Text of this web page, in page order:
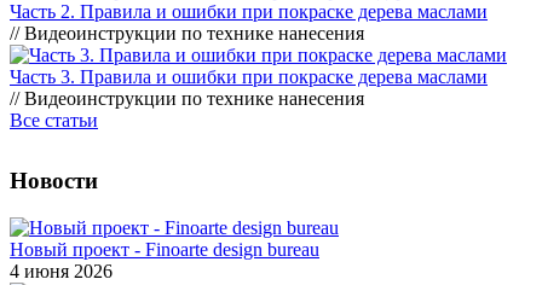
Часть 2. Правила и ошибки при покраске дерева маслами
// Видеоинструкции по технике нанесения
Часть 3. Правила и ошибки при покраске дерева маслами
// Видеоинструкции по технике нанесения
Все статьи
Новости
Новый проект - Finoarte design bureau
4 июня 2026